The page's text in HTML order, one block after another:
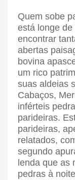
Quem sobe
está longe
encontrar
abertas
bovina
um rico
suas aldeias
Cabaços,
inférteis
parideiras.
parideiras,
relatados,
segundo
lenda que as
pedras à